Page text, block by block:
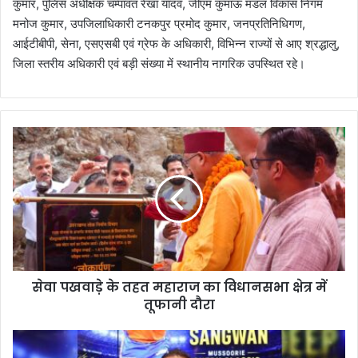
कुमार, पुलिस अधीक्षक चम्पावत रेखा यादव, जीएम कुमाऊं मंडल विकास निगम
मनोज कुमार, उपजिलाधिकारी टनकपुर प्रमोद कुमार, जनप्रतिनिधिगण,
आईटीबीपी, सेना, एसएसबी एवं ग्रेफ के अधिकारी, विभिन्न राज्यों से आए श्रद्धालु,
जिला स्तरीय अधिकारी एवं बड़ी संख्या में स्थानीय नागरिक उपस्थित रहे।
से
वा
प
ख
वा
ड़े
के
त
ह
रा
ज
सेवा पखवाड़े के तहत महाराज का विधानसभा क्षेत्र में
तूफानी दौरा
उ
त्त